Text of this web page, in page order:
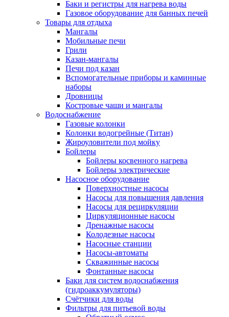
Баки и регистры для нагрева воды
Газовое оборудование для банных печей
Товары для отдыха
Мангалы
Мобильные печи
Грили
Казан-мангалы
Печи под казан
Вспомогательные приборы и каминные
наборы
Дровницы
Костровые чаши и мангалы
Водоснабжение
Газовые колонки
Колонки водогрейные (Титан)
Жироуловители под мойку
Бойлеры
Бойлеры косвенного нагрева
Бойлеры электрические
Насосное оборудование
Поверхностные насосы
Насосы для повышения давления
Насосы для рециркуляции
Циркуляционные насосы
Дренажные насосы
Колодезные насосы
Насосные станции
Насосы-автоматы
Скважинные насосы
Фонтанные насосы
Баки для систем водоснабжения
(гидроаккумуляторы)
Счётчики для воды
Фильтры для питьевой воды